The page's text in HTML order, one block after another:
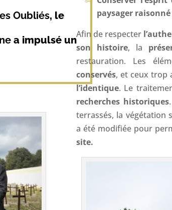
Oubliés, le
a impulsé un
paysager raisonné
Afin de respecter
son histoire, la
restauration. Les
conservés, et ceux trop
l’identique. Le
recherches historiques
terrassés, la végétation
a été modifiée pour
site.